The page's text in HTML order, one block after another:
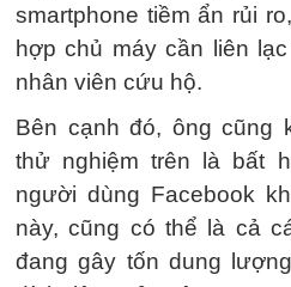
smartphone tiềm ẩn rủi
hợp chủ máy cần liên
nhân viên cứu hộ.
Bên cạnh đó, ông cũng
thử nghiệm trên là bất
người dùng Facebook
này, cũng có thể là cả
đang gây tốn dung